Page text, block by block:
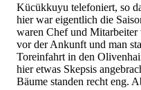
Kücükkuyu telefoniert, so
hier war eigentlich die
waren Chef und
vor der Ankunft und man
Toreinfahrt in den
hier etwas Skepsis
Bäume standen recht eng.